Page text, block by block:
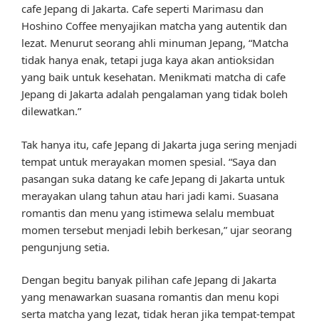
cafe Jepang di Jakarta. Cafe seperti Marimasu dan
Hoshino Coffee menyajikan matcha yang autentik dan
lezat. Menurut seorang ahli minuman Jepang, “Matcha
tidak hanya enak, tetapi juga kaya akan antioksidan
yang baik untuk kesehatan. Menikmati matcha di cafe
Jepang di Jakarta adalah pengalaman yang tidak boleh
dilewatkan.”
Tak hanya itu, cafe Jepang di Jakarta juga sering menjadi
tempat untuk merayakan momen spesial. “Saya dan
pasangan suka datang ke cafe Jepang di Jakarta untuk
merayakan ulang tahun atau hari jadi kami. Suasana
romantis dan menu yang istimewa selalu membuat
momen tersebut menjadi lebih berkesan,” ujar seorang
pengunjung setia.
Dengan begitu banyak pilihan cafe Jepang di Jakarta
yang menawarkan suasana romantis dan menu kopi
serta matcha yang lezat, tidak heran jika tempat-tempat